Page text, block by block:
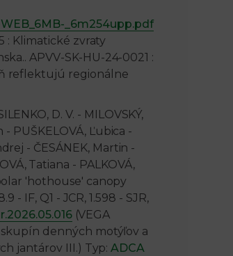
_6m254upp.pdf
: Klimatické zvraty
APVV-SK-HU-24-0021 :
reflektujú regionálne
D. V. - MILOVSKÝ,
- PUŠKELOVÁ, Ľubica -
- ČESÁNEK, Martin -
Tatiana - PALKOVÁ,
'hothouse' canopy
- IF, Q1 - JCR, 1.598 - SJR,
(VEGA
denných motýľov a
jantárov III.) Typ:ADCA